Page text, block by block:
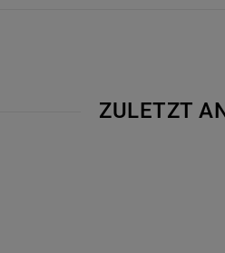
ZULETZT